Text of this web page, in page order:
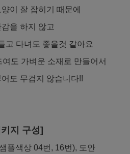
이 잘 잡히기 때문에
을 하지 않고
고 다녀도 좋을것 같아요
도 가벼운 소재로 만들어서
도 무겁지 않습니다!!
지 구성]
플색상 04번, 16번), 도안